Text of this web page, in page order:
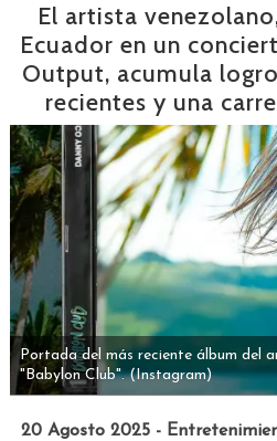
El artista
Ecuador en un
Output, acumula
recientes y una
Portada del más reciente álbum del
"Babylon Club". (Instagram)
20 Agosto 2025 -